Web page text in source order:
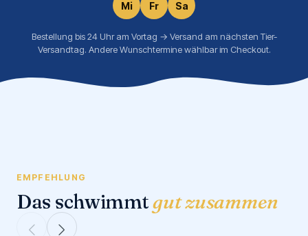
Mi Fr Sa
Bestellung bis 24 Uhr am Vortag → Versand am nächsten Tier-
Versandtag. Andere Wunschtermine wählbar im Checkout.
EMPFEHLUNG
Das schwimmtgut zusammen